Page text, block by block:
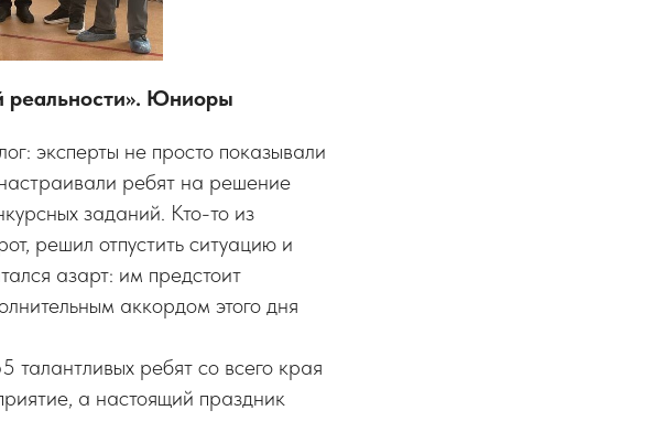
реальности». Юниоры
эксперты не просто показывали
ребят на решение
заданий. Кто-то из
решил отпустить ситуацию и
азарт: им предстоит
аккордом этого дня
ребят со всего края
а настоящий праздник